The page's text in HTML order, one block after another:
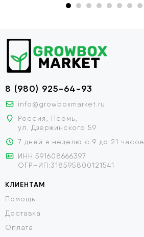
8 (980) 925-64-93
info@growboxmarket.ru
Россия, Пермь,
ул. Дзержинского 59
7 дней в неделю с 9 до 21 часов
ИНН:591608666397
ОГРНИП:318595800121541
КЛИЕНТАМ
Помощь
Доставка
Оплата